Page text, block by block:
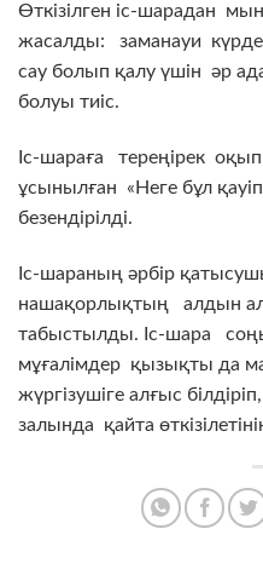
Өткізілген іс-шарадан
жасалды: заманауи
сау болып қалу үшін әр
болуы тиіс.
Іс-шараға тереңірек
ұсынылған «Неге бұл
безендірілді.
Іс-шараның әрбір
нашақорлықтың алдын
табыстылды. Іс-шара
мұғалімдер қызықты да
жүргізушіге алғыс
залында қайта